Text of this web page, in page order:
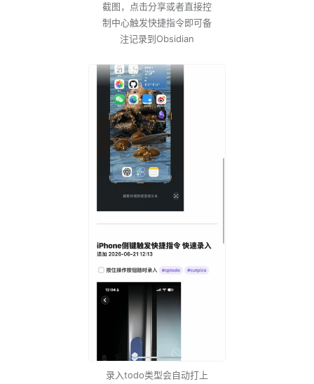
截图，点击分享或者直接控
制中心触发快捷指令即可备
注记录到Obsidian
录入todo类型会自动打上